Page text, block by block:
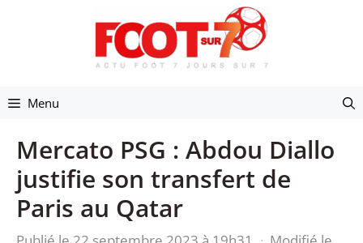
Menu
Mercato PSG : Abdou Diallo
justifie son transfert de
Paris au Qatar